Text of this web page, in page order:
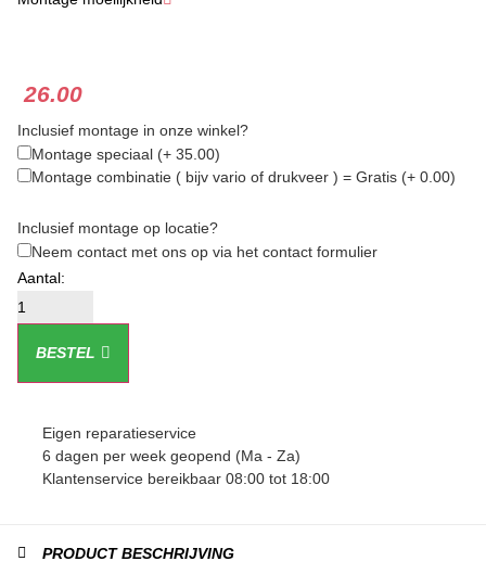
★ ★
26.00
Inclusief montage in onze winkel?
Montage speciaal (+ 35.00)
Montage combinatie ( bijv vario of drukveer ) = Gratis (+ 0.00)
Inclusief montage op locatie?
Neem contact met ons op via het contact formulier
BESTEL
Eigen reparatieservice
6 dagen per week geopend (Ma - Za)
Klantenservice bereikbaar 08:00 tot 18:00
PRODUCT BESCHRIJVING